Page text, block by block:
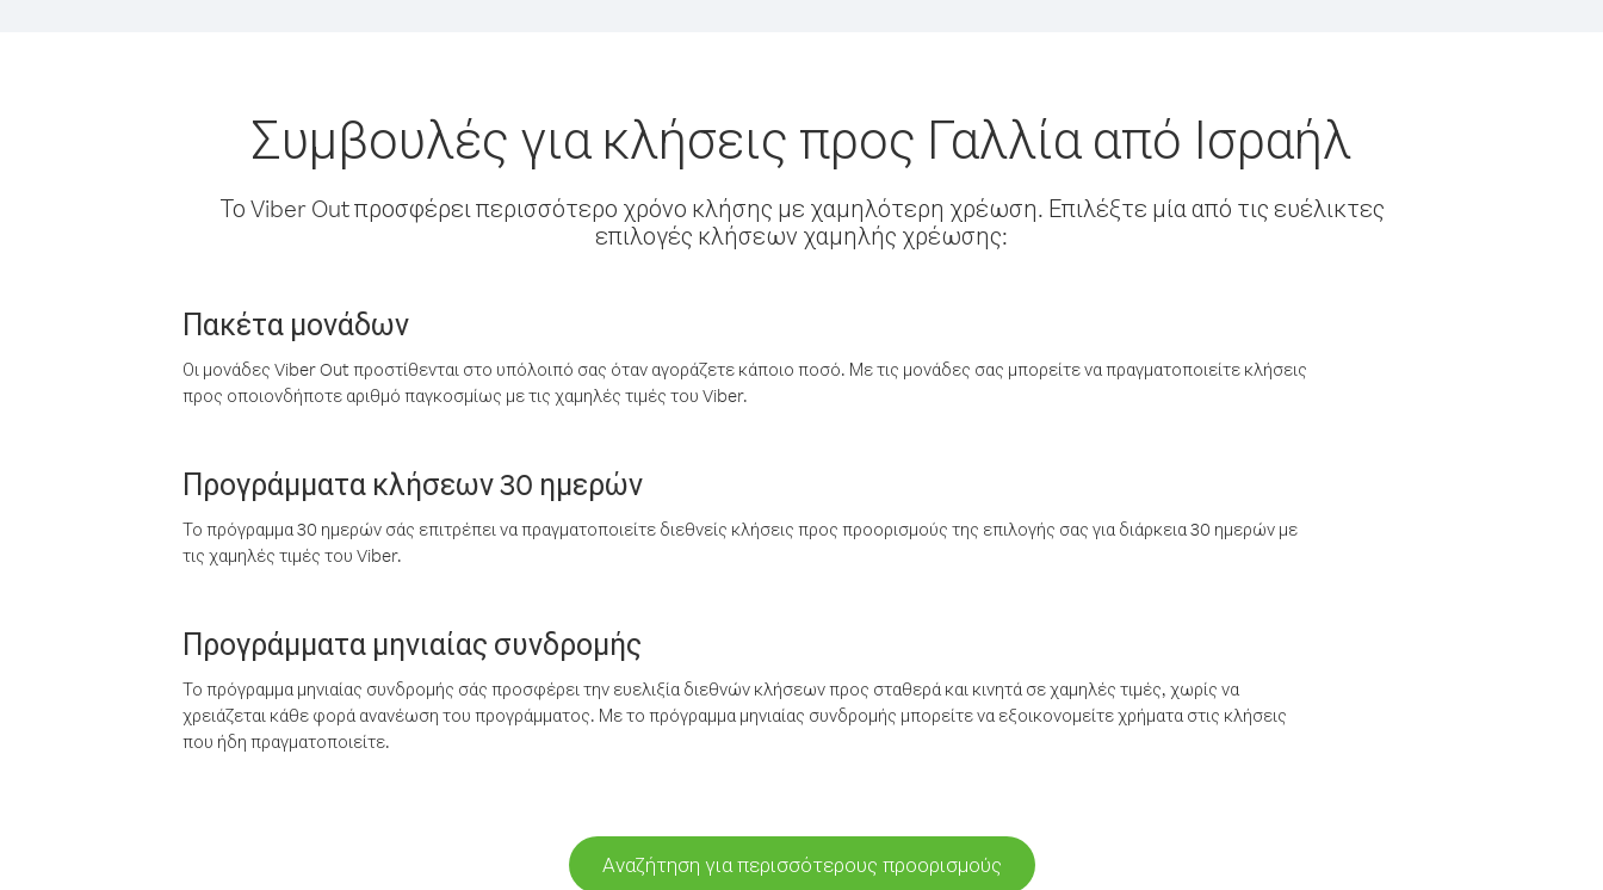
Συμβουλές για κλήσεις προς Γαλλία από Ισραήλ
Το Viber Out προσφέρει περισσότερο χρόνο κλήσης με χαμηλότερη χρέωση. Επιλέξτε μία από τις ευέλικτες
επιλογές κλήσεων χαμηλής χρέωσης:
Πακέτα μονάδων
Οι μονάδες Viber Out προστίθενται στο υπόλοιπό σας όταν αγοράζετε κάποιο ποσό. Με τις μονάδες σας μπορείτε να πραγματοποιείτε κλήσεις
προς οποιονδήποτε αριθμό παγκοσμίως με τις χαμηλές τιμές του Viber.
Προγράμματα κλήσεων 30 ημερών
Το πρόγραμμα 30 ημερών σάς επιτρέπει να πραγματοποιείτε διεθνείς κλήσεις προς προορισμούς της επιλογής σας για διάρκεια 30 ημερών με
τις χαμηλές τιμές του Viber.
Προγράμματα μηνιαίας συνδρομής
Το πρόγραμμα μηνιαίας συνδρομής σάς προσφέρει την ευελιξία διεθνών κλήσεων προς σταθερά και κινητά σε χαμηλές τιμές, χωρίς να
χρειάζεται κάθε φορά ανανέωση του προγράμματος. Με το πρόγραμμα μηνιαίας συνδρομής μπορείτε να εξοικονομείτε χρήματα στις κλήσεις
που ήδη πραγματοποιείτε.
Αναζήτηση για περισσότερους προορισμούς